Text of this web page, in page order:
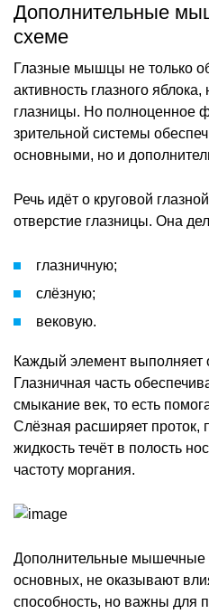
Дополнительные
схеме
Глазные мышцы не только
активность глазного
глазницы. Но полноценное
зрительной системы
основными, но и
Речь идёт о круговой
отверстие глазницы. Она
глазничную;
слёзную;
вековую.
Каждый элемент
Глазничная часть
смыкание век, то есть
Слёзная расширяет проток,
жидкость течёт в полость
частоту моргания.
Дополнительные мышечные
основных, не оказывают
способность, но важны для